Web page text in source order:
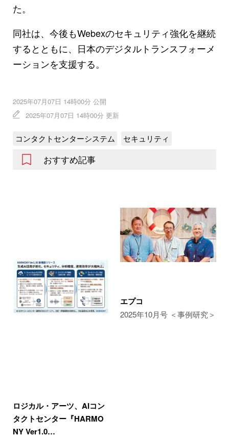
た。
同社は、今後もWebexのセキュリティ強化を継続
するとともに、日本のデジタルトランスフォーメ
ーションを支援する。
2025年07月07日 14時00分 公開
2025年07月07日 14時00分 更新
コンタクトセンターシステム セキュリティ
おすすめ記事
ロジカル・アーツ、AIコン
タクトセンター『HARMO
NY Ver1.0…
エプコ
2025年10月号 ＜事例研究＞